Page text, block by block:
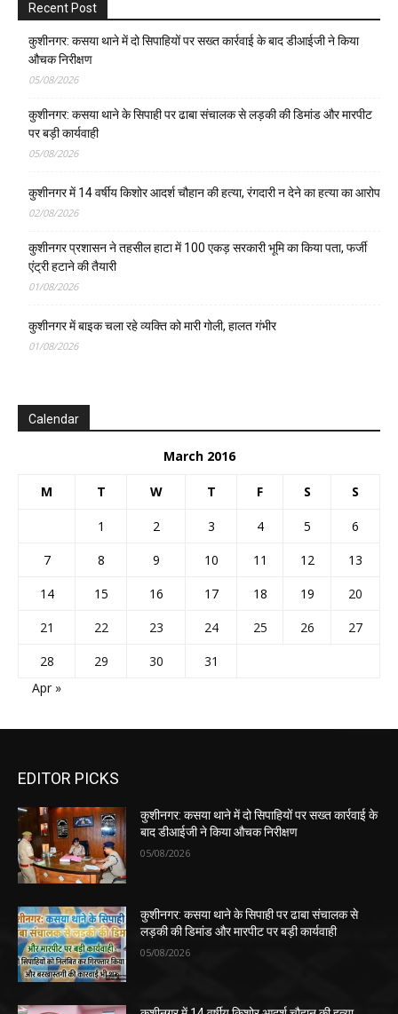
Recent Post
कुशीनगर: कसया थाने में दो सिपाहियों पर सख्त कार्रवाई के बाद डीआईजी ने किया
औचक निरीक्षण
05/08/2026
कुशीनगर: कसया थाने के सिपाही पर ढाबा संचालक से लड़की की डिमांड और मारपीट
पर बड़ी कार्यवाही
05/08/2026
कुशीनगर में 14 वर्षीय किशोर आदर्श चौहान की हत्या, रंगदारी न देने का हत्या का आरोप
02/08/2026
कुशीनगर प्रशासन ने तहसील हाटा में 100 एकड़ सरकारी भूमि का किया पता, फर्जी
एंट्री हटाने की तैयारी
01/08/2026
कुशीनगर में बाइक चला रहे व्यक्ति को मारी गोली, हालत गंभीर
01/08/2026
Calendar
March 2016
M T W T F S S
1 2 3 4 5
6
7
8 9 10 11 12
13
14
15 16 17 18 19
20
21
22 23 24 25 26
27
28
29 30
31
Apr »
EDITOR PICKS
कुशीनगर: कसया थाने में दो सिपाहियों पर सख्त कार्रवाई के
बाद डीआईजी ने किया औचक निरीक्षण
05/08/2026
कुशीनगर: कसया थाने के सिपाही पर ढाबा संचालक से
लड़की की डिमांड और मारपीट पर बड़ी कार्यवाही
05/08/2026